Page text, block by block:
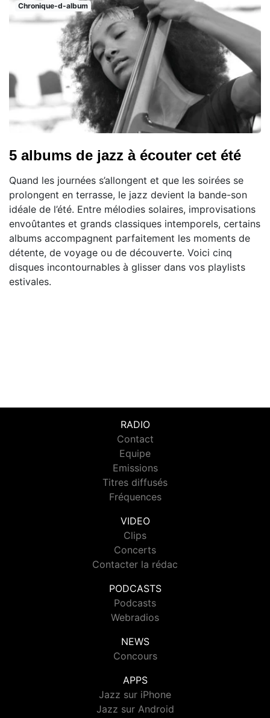
Chronique-d-album
5 albums de jazz à écouter cet été
Quand les journées s’allongent et que les soirées se
prolongent en terrasse, le jazz devient la bande-son
idéale de l’été. Entre mélodies solaires, improvisations
envoûtantes et grands classiques intemporels, certains
albums accompagnent parfaitement les moments de
détente, de voyage ou de découverte. Voici cinq
disques incontournables à glisser dans vos playlists
estivales.
RADIO
Contact
Equipe
Emissions
Titres diffusés
Fréquences
VIDEO
Clips
Concerts
Contacter la rédac
PODCASTS
Podcasts
Webradios
NEWS
Concours
APPS
Jazz sur iPhone
Jazz sur Android